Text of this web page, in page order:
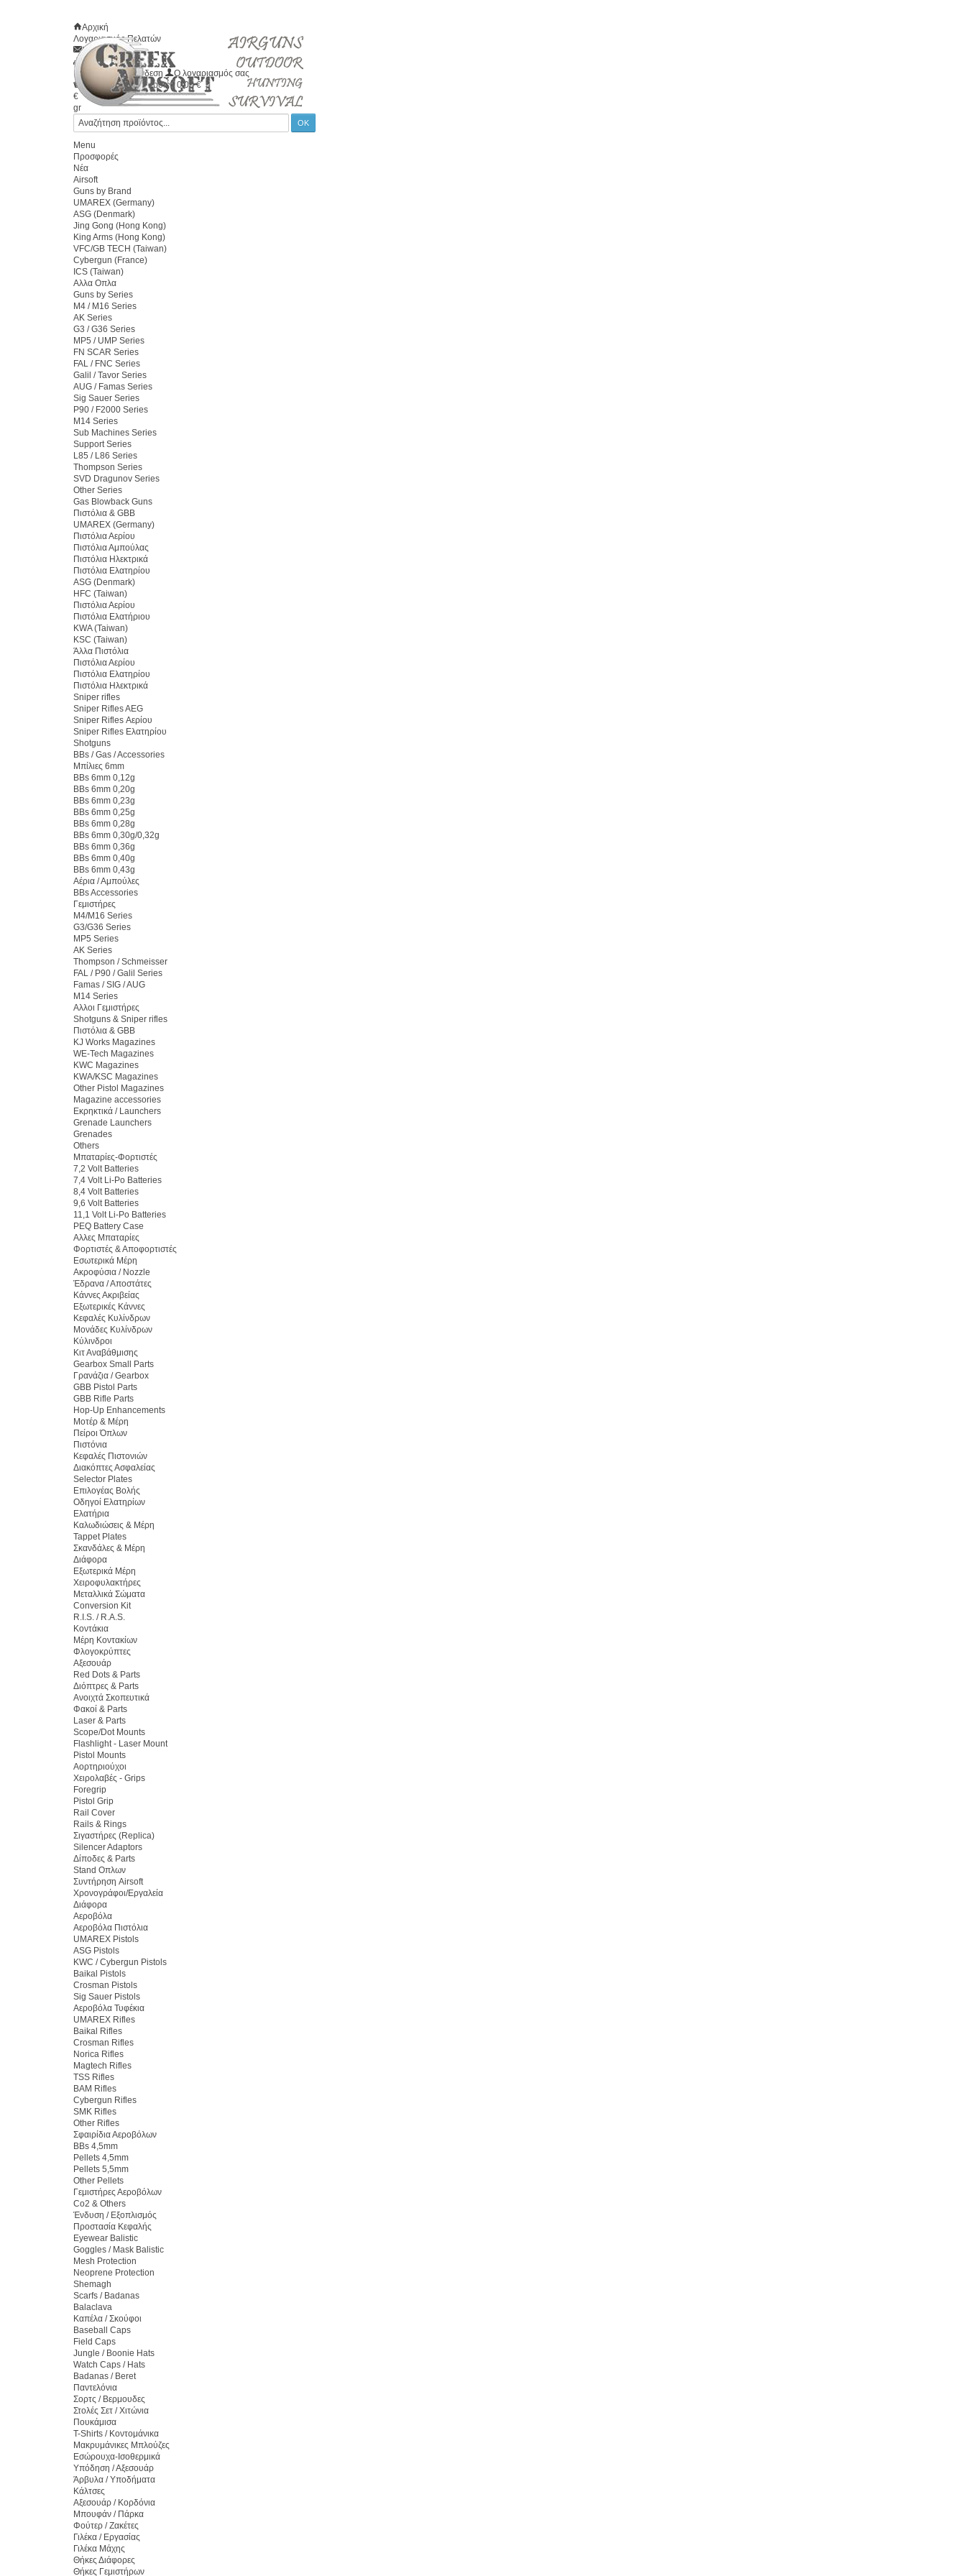
Αρχική
Λογαριασμός Πελατών
Επικοινωνία
Χάρτης
Καλώς ήλθατε Σύνδεση
Ο λογαριασμός σας
Το καλάθι σας 0προϊόν0.00 €
€
gr
Menu
Προσφορές
Νέα
Airsoft
Guns by Brand
UMAREX (Germany)
ASG (Denmark)
Jing Gong (Hong Kong)
King Arms (Hong Kong)
VFC/GB TECH (Taiwan)
Cybergun (France)
ICS (Taiwan)
Αλλα Οπλα
Guns by Series
M4 / M16 Series
AK Series
G3 / G36 Series
MP5 / UMP Series
FN SCAR Series
FAL / FNC Series
Galil / Tavor Series
AUG / Famas Series
Sig Sauer Series
P90 / F2000 Series
M14 Series
Sub Machines Series
Support Series
L85 / L86 Series
Thompson Series
SVD Dragunov Series
Other Series
Gas Blowback Guns
Πιστόλια & GBB
UMAREX (Germany)
Πιστόλια Αερίου
Πιστόλια Αμπούλας
Πιστόλια Ηλεκτρικά
Πιστόλια Ελατηρίου
ASG (Denmark)
HFC (Taiwan)
Πιστόλια Αερίου
Πιστόλια Ελατήριου
KWA (Taiwan)
KSC (Taiwan)
Άλλα Πιστόλια
Πιστόλια Αερίου
Πιστόλια Ελατηρίου
Πιστόλια Ηλεκτρικά
Sniper rifles
Sniper Rifles AEG
Sniper Rifles Αερίου
Sniper Rifles Ελατηρίου
Shotguns
BBs / Gas / Accessories
Μπίλιες 6mm
BBs 6mm 0,12g
BBs 6mm 0,20g
BBs 6mm 0,23g
BBs 6mm 0,25g
BBs 6mm 0,28g
BBs 6mm 0,30g/0,32g
BBs 6mm 0,36g
BBs 6mm 0,40g
BBs 6mm 0,43g
Αέρια / Αμπούλες
BBs Accessories
Γεμιστήρες
M4/M16 Series
G3/G36 Series
MP5 Series
AK Series
Thompson / Schmeisser
FAL / P90 / Galil Series
Famas / SIG / AUG
M14 Series
Αλλοι Γεμιστήρες
Shotguns & Sniper rifles
Πιστόλια & GBB
KJ Works Magazines
WE-Tech Magazines
KWC Magazines
KWA/KSC Magazines
Other Pistol Magazines
Magazine accessories
Εκρηκτικά / Launchers
Grenade Launchers
Grenades
Others
Μπαταρίες-Φορτιστές
7,2 Volt Batteries
7,4 Volt Li-Po Batteries
8,4 Volt Batteries
9,6 Volt Batteries
11,1 Volt Li-Po Batteries
PEQ Battery Case
Αλλες Μπαταρίες
Φορτιστές & Αποφορτιστές
Εσωτερικά Μέρη
Ακροφύσια / Nozzle
Έδρανα / Αποστάτες
Κάννες Ακριβείας
Εξωτερικές Κάννες
Κεφαλές Κυλίνδρων
Μονάδες Κυλίνδρων
Κύλινδροι
Κιτ Αναβάθμισης
Gearbox Small Parts
Γρανάζια / Gearbox
GBB Pistol Parts
GBB Rifle Parts
Hop-Up Enhancements
Μοτέρ & Μέρη
Πείροι Όπλων
Πιστόνια
Κεφαλές Πιστονιών
Διακόπτες Ασφαλείας
Selector Plates
Επιλογέας Βολής
Οδηγοί Ελατηρίων
Ελατήρια
Καλωδιώσεις & Μέρη
Tappet Plates
Σκανδάλες & Μέρη
Διάφορα
Εξωτερικά Μέρη
Χειροφυλακτήρες
Μεταλλικά Σώματα
Conversion Kit
R.I.S. / R.A.S.
Κοντάκια
Μέρη Κοντακίων
Φλογοκρύπτες
Αξεσουάρ
Red Dots & Parts
Διόπτρες & Parts
Ανοιχτά Σκοπευτικά
Φακοί & Parts
Laser & Parts
Scope/Dot Mounts
Flashlight - Laser Mount
Pistol Mounts
Αορτηριούχοι
Χειρολαβές - Grips
Foregrip
Pistol Grip
Rail Cover
Rails & Rings
Σιγαστήρες (Replica)
Silencer Adaptors
Δίποδες & Parts
Stand Οπλων
Συντήρηση Airsoft
Χρονογράφοι/Εργαλεία
Διάφορα
Αεροβόλα
Αεροβόλα Πιστόλια
UMAREX Pistols
ASG Pistols
KWC / Cybergun Pistols
Baikal Pistols
Crosman Pistols
Sig Sauer Pistols
Αεροβόλα Τυφέκια
UMAREX Rifles
Baikal Rifles
Crosman Rifles
Norica Rifles
Magtech Rifles
TSS Rifles
BAM Rifles
Cybergun Rifles
SMK Rifles
Other Rifles
Σφαιρίδια Αεροβόλων
BBs 4,5mm
Pellets 4,5mm
Pellets 5,5mm
Other Pellets
Γεμιστήρες Αεροβόλων
Co2 & Others
Ένδυση / Εξοπλισμός
Προστασία Κεφαλής
Eyewear Balistic
Goggles / Mask Balistic
Mesh Protection
Neoprene Protection
Shemagh
Scarfs / Badanas
Balaclava
Καπέλα / Σκούφοι
Baseball Caps
Field Caps
Jungle / Boonie Hats
Watch Caps / Hats
Badanas / Beret
Παντελόνια
Σορτς / Βερμουδες
Στολές Σετ / Χιτώνια
Πουκάμισα
T-Shirts / Κοντομάνικα
Μακρυμάνικες Μπλούζες
Εσώρουχα-Ισοθερμικά
Υπόδηση / Αξεσουάρ
Άρβυλα / Υποδήματα
Κάλτσες
Αξεσουάρ / Κορδόνια
Μπουφάν / Πάρκα
Φούτερ / Ζακέτες
Γιλέκα / Εργασίας
Γιλέκα Μάχης
Θήκες Διάφορες
Θήκες Γεμιστήρων